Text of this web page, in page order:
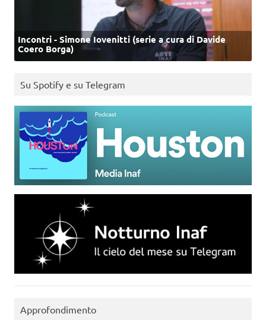
Incontri - Simone Iovenitti (serie a cura di Davide
Coero Borga)
Su Spotify e su Telegram
Approfondimento